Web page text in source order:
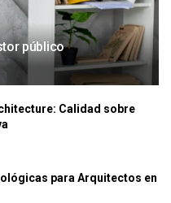
público
Calidad sobre
para Arquitectos en